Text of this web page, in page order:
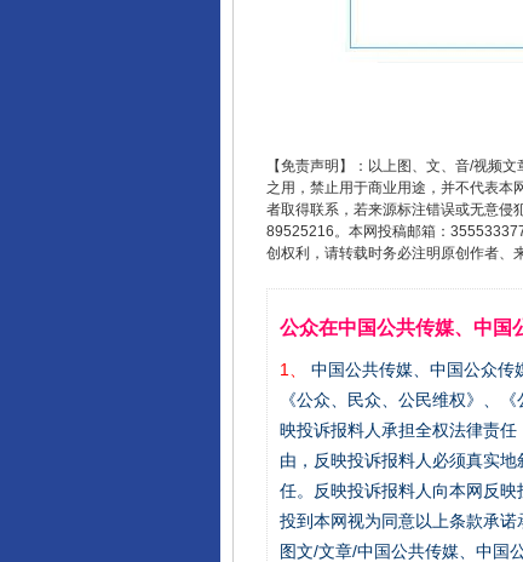
【免责声明】：以上图、文、音/视频
之用，禁止用于商业用途，并不代表本
者取得联系，若来源标注错误或无意
89525216。本网投稿邮箱：
创权利，请转载时务必注明原创作者、
公众在中国公共传媒、中国
1、
中国公共传媒、中国公众传
《公众、民众、公民维权》、
映投诉报料人承担全权法律责
由，反映投诉报料人必须真实
任。反映投诉报料人向本网反
投到本网视为同意以上条款承
图文/文章/中国公共传媒、中国